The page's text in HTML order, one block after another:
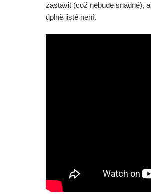
zastavit (což nebude snadné),
úplně jisté není.